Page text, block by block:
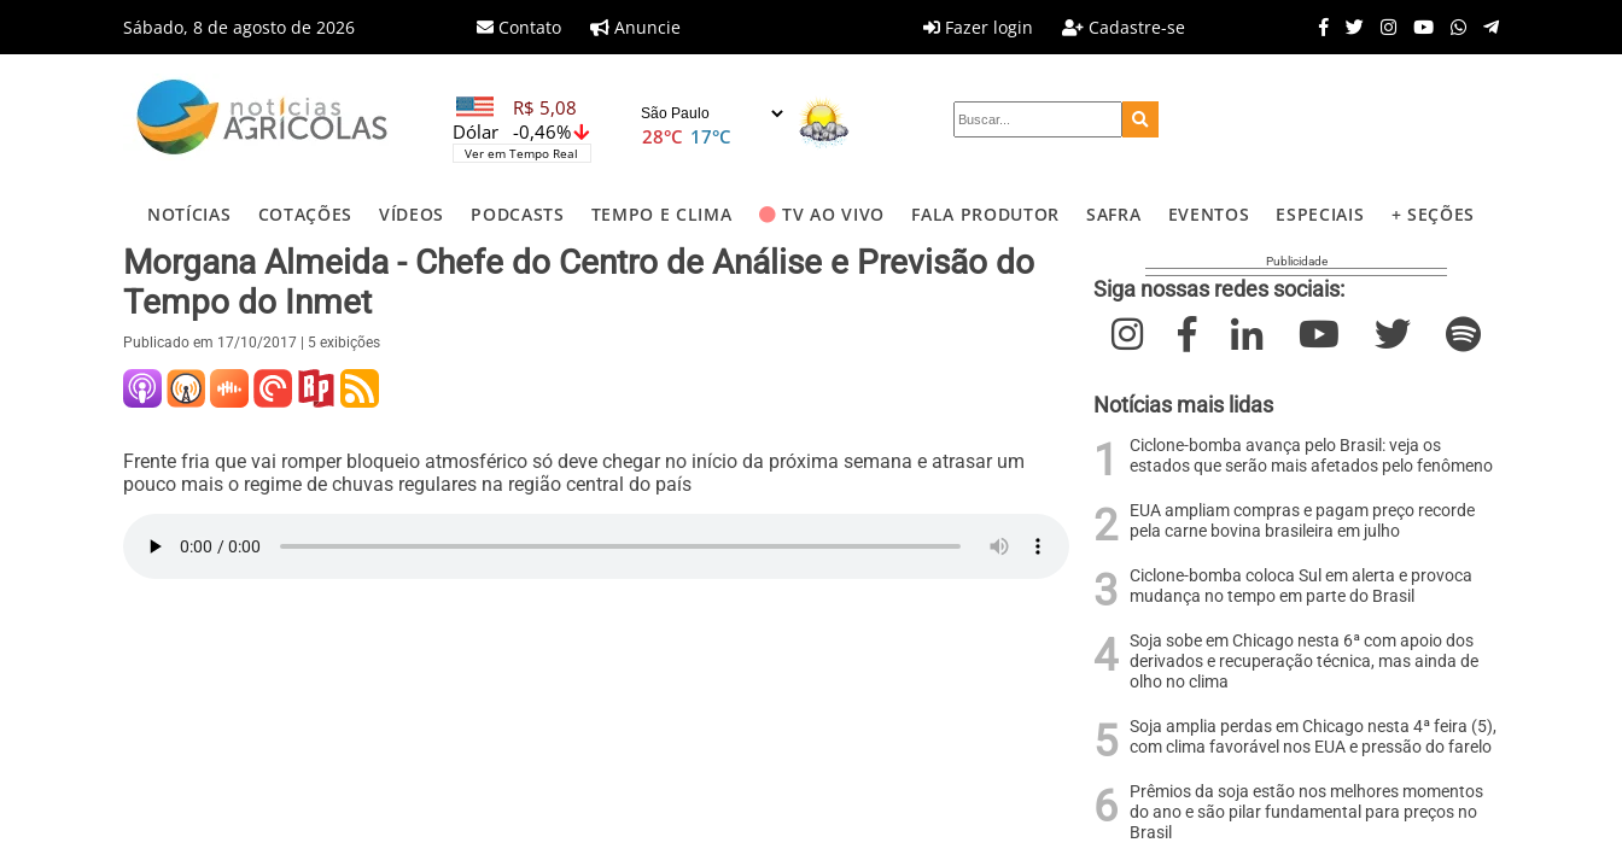
Sábado, 8 de agosto de 2026 Contato Anuncie Fazer login Cadastre-se
R$ 5,08
-0,46%
Dólar
Ver em Tempo Real
28°C 17°C
NOTÍCIAS COTAÇÕES VÍDEOS PODCASTS TEMPO E CLIMA TV AO VIVO FALA PRODUTOR SAFRA EVENTOS ESPECIAIS + SEÇÕES
Morgana Almeida - Chefe do Centro de Análise e Previsão do
Tempo do Inmet
Publicado em 17/10/2017 | 5 exibições
Frente fria que vai romper bloqueio atmosférico só deve chegar no início da próxima semana e atrasar um
pouco mais o regime de chuvas regulares na região central do país
Siga nossas redes sociais:
Notícias mais lidas
Ciclone-bomba avança pelo Brasil: veja os
estados que serão mais afetados pelo fenômeno
EUA ampliam compras e pagam preço recorde
pela carne bovina brasileira em julho
Ciclone-bomba coloca Sul em alerta e provoca
mudança no tempo em parte do Brasil
Soja sobe em Chicago nesta 6ª com apoio dos
derivados e recuperação técnica, mas ainda de
olho no clima
Soja amplia perdas em Chicago nesta 4ª feira (5),
com clima favorável nos EUA e pressão do farelo
Prêmios da soja estão nos melhores momentos
do ano e são pilar fundamental para preços no
Brasil